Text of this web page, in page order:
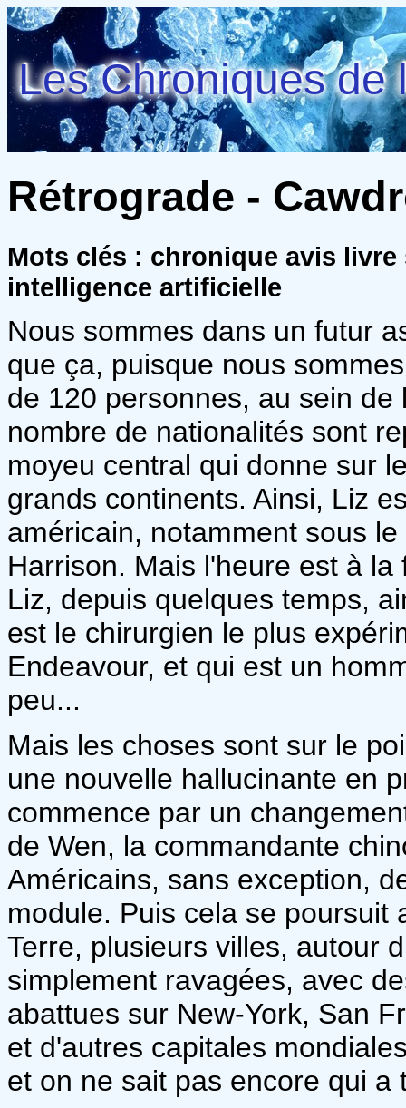
Les Chroniques de
Rétrograde -
Mots clés : chronique avis
intelligence artificielle
Nous sommes dans un futur
que ça, puisque nous
de 120 personnes, au sein
nombre de nationalités sont
moyeu central qui donne sur
grands continents. Ainsi, Liz
américain, notamment sous
Harrison. Mais l'heure est à
Liz, depuis quelques temps,
est le chirurgien le plus
Endeavour, et qui est un
peu...
Mais les choses sont sur le
une nouvelle hallucinante en
commence par un
de Wen, la commandante
Américains, sans exception,
module. Puis cela se poursuit
Terre, plusieurs villes, autour
simplement ravagées, avec
abattues sur New-York, San
et d'autres capitales
et on ne sait pas encore qui